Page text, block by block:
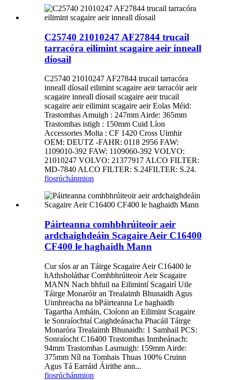
C25740 21010247 AF27844 trucail
tarracóra eilimint scagaire aeir inneall
díosail
C25740 21010247 AF27844 trucail tarracóra
inneall díosail eilimint scagaire aeir tarracóir aeir
scagaire inneall díosail scagaire aeir trucail
scagaire aeir eilimint scagaire aeir Eolas Méid:
Trastomhas Amuigh : 247mm Airde: 365mm
Trastomhas istigh : 150mm Cuid Líon
Accessories Molta : CF 1420 Cross Uimhir
OEM: DEUTZ -FAHR: 0118 2956 FAW:
1109010-392 FAW: 1109060-392 VOLVO:
21010247 VOLVO: 21377917 ALCO FILTER:
MD-7840 ALCO FILTER: S.24FILTER: S.24.
fiosrúchánmion
Páirteanna comhbhrúiteoir aeir
ardchaighdeáin Scagaire Aeir C16400
CF400 le haghaidh Mann
Cur síos ar an Táirge Scagaire Aeir C16400 le
hAthsholáthar Comhbhrúiteoir Aeir Scagaire
MANN Nach bhfuil na Eilimintí Scagairí Uile
Táirge Monaróir an Trealaimh Bhunaidh Agus
Uimhreacha na bPáirteanna Le haghaidh
Tagartha Amháin, Cloíonn an Eilimint Scagaire
le Sonraíochtaí Caighdeánacha Phacáil Táirge
Monaróra Trealaimh Bhunaidh: 1 Samhail PCS:
Sonraíocht C16400 Trastomhas Inmheánach:
94mm Trastomhas Lasmuigh: 159mm Airde:
375mm Níl na Tomhais Thuas 100% Cruinn
Agus Tá Earráid Áirithe ann...
fiosrúchánmion